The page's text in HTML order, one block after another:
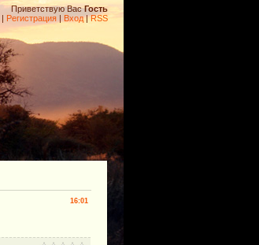
Приветствую Вас Гость
| Регистрация | Вход|RSS
16:01